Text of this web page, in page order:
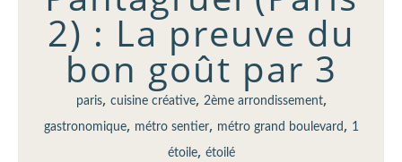
2) : La preuve du
bon goût par 3
paris, cuisine créative, 2ème arrondissement,
gastronomique, métro sentier, métro grand boulevard , 1
étoile, étoilé